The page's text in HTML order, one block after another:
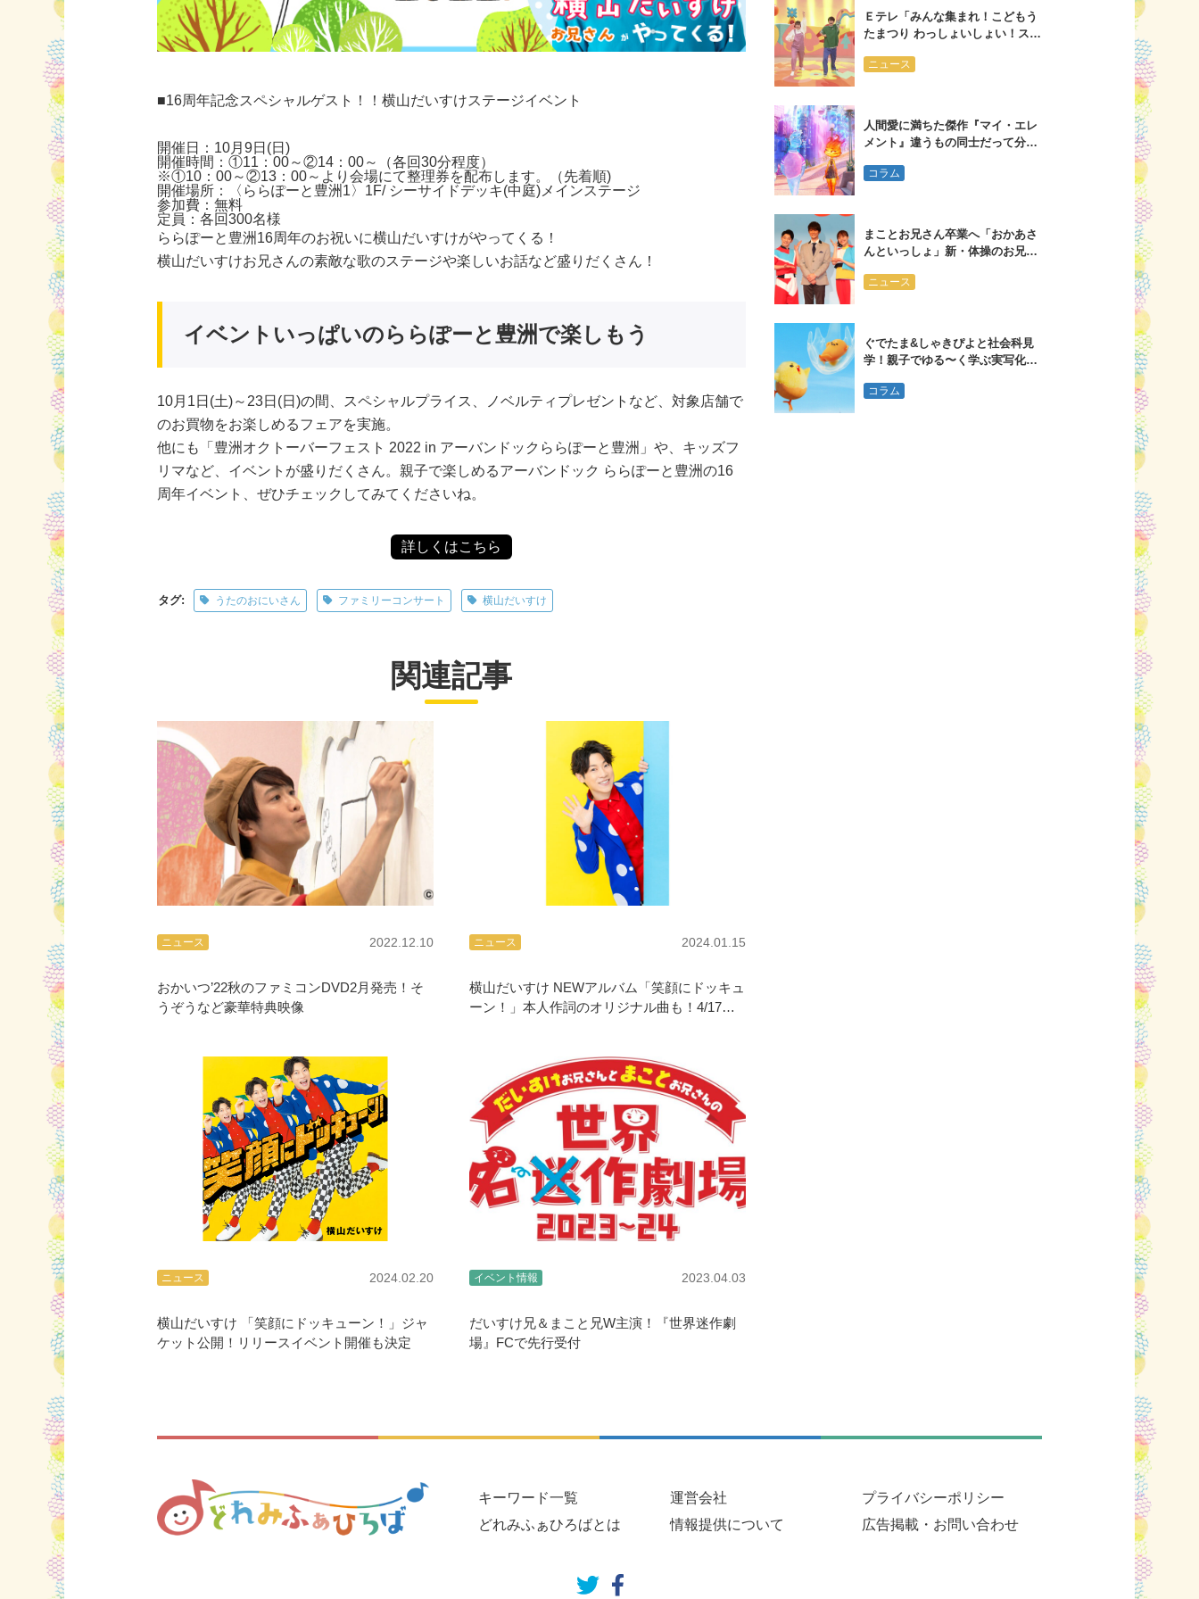
■16周年記念スペシャルゲスト！！横山だいすけステージイベント
開催日：10月9日(日)
開催時間：①11：00～②14：00～（各回30分程度）
※①10：00～②13：00～より会場にて整理券を配布します。（先着順)
開催場所：〈ららぽーと豊洲1〉1F/ シーサイドデッキ(中庭)メインステージ
参加費：無料
定員：各回300名様
ららぽーと豊洲16周年のお祝いに横山だいすけがやってくる！
横山だいすけお兄さんの素敵な歌のステージや楽しいお話など盛りだくさん！
イベントいっぱいのららぽーと豊洲で楽しもう
10月1日(土)～23日(日)の間、スペシャルプライス、ノベルティプレゼントなど、対象店舗で
のお買物をお楽しめるフェアを実施。
他にも「豊洲オクトーバーフェスト 2022 in アーバンドックららぽーと豊洲」や、キッズフ
リマなど、イベントが盛りだくさん。親子で楽しめるアーバンドック ららぽーと豊洲の16
周年イベント、ぜひチェックしてみてくださいね。
詳しくはこちら
タグ: うたのおにいさん ファミリーコンサート 横山だいすけ
関連記事
ニュース 2022.12.10
おかいつ’22秋のファミコンDVD2月発売！そ
うぞうなど豪華特典映像
ニュース 2024.01.15
横山だいすけ NEWアルバム「笑顔にドッキュ
ーン！」本人作詞のオリジナル曲も！4/17発
ニュース 2024.02.20
横山だいすけ 「笑顔にドッキューン！」ジャ
ケット公開！リリースイベント開催も決定
イベント情報 2023.04.03
だいすけ兄＆まこと兄W主演！『世界迷作劇
場』FCで先行受付
Ｅテレ「みんな集まれ！こどもう
たまつり わっしょいしょい！スペ
売！
ニュース
人間愛に満ちた傑作『マイ・エレ
メント』違うもの同士だって分か
コラム
まことお兄さん卒業へ「おかあさ
んといっしょ」新・体操のお兄さ
ニュース
ぐでたま&しゃきぴよと社会科見
学！親子でゆる〜く学ぶ実写化ド
コラム
キーワード一覧 運営会社
プライバシーポリシー
どれみふぁひろばとは
情報提供について 広告掲載・お問い合わせ